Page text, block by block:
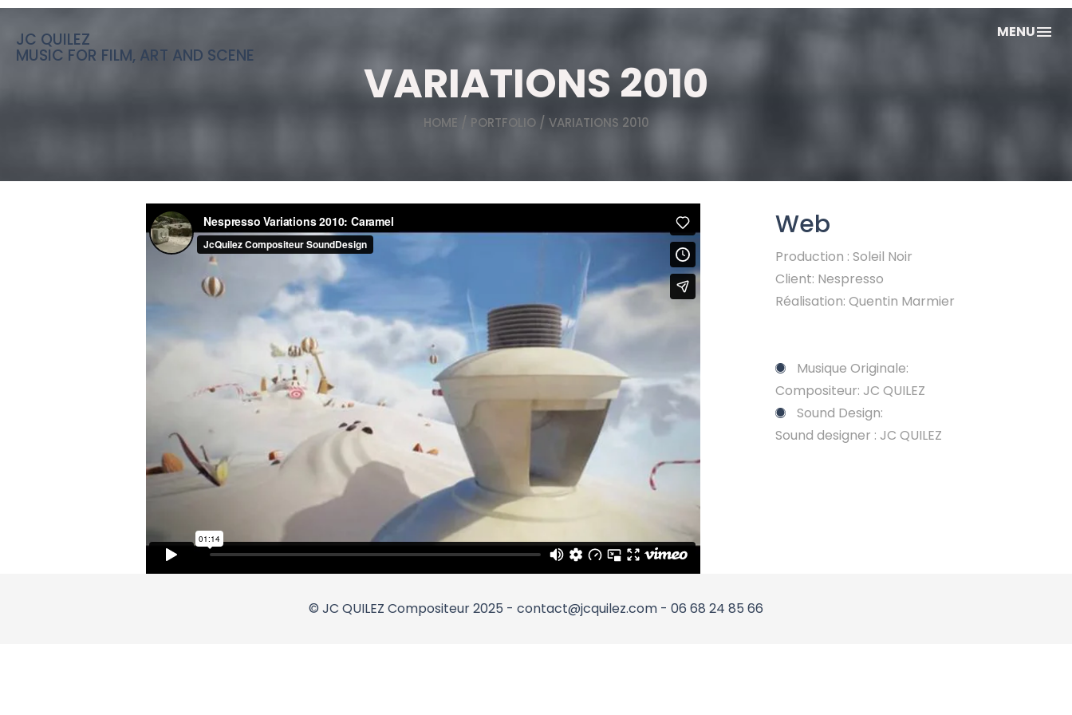
JC QUILEZ
MUSIC FOR FILM, ART AND SCENE
MENU
VARIATIONS 2010
HOME / PORTFOLIO/ VARIATIONS 2010
Web
Production : Soleil Noir
Client: Nespresso
Réalisation: Quentin Marmier
Musique Originale:
Compositeur: JC QUILEZ
Sound Design:
Sound designer : JC QUILEZ
© JC QUILEZ Compositeur 2025 - contact@jcquilez.com - 06 68 24 85 66